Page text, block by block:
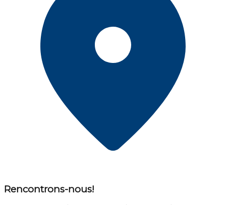
Rencontrons-nous!